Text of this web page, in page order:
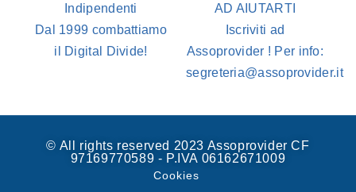
Indipendenti
Dal 1999 combattiamo
il Digital Divide!
AD AIUTARTI
Iscriviti ad
Assoprovider ! Per info:
segreteria@assoprovider.it
© All rights reserved 2023 Assoprovider CF
97169770589 - P.IVA 06162671009
Cookies